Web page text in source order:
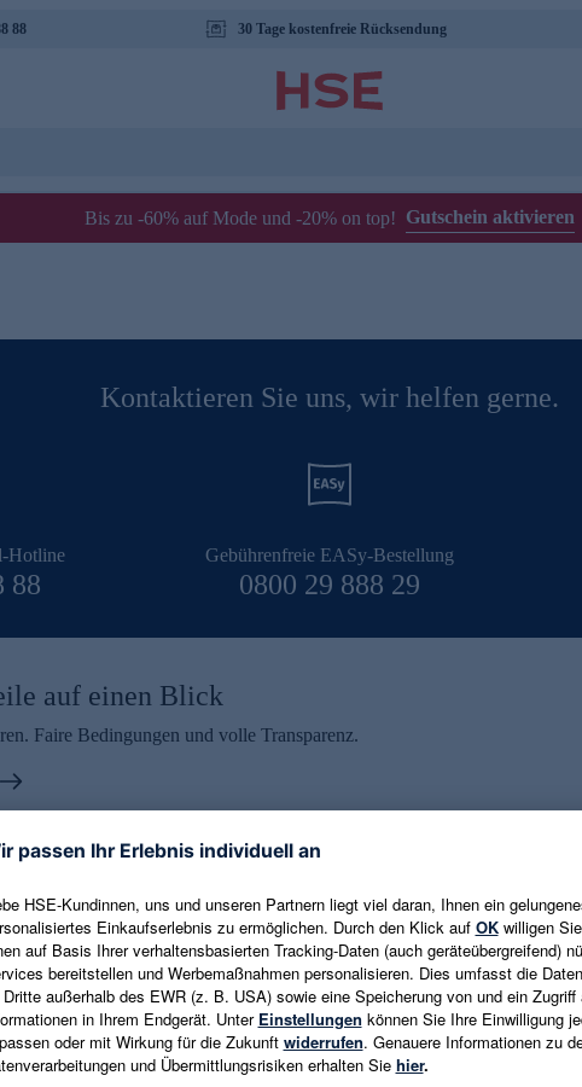
88 30 Tage kostenfreie Rücksendung
Bis zu -60% auf Mode und -20% on top! Gutschein aktivieren
Kontaktieren Sie uns, wir helfen gerne.
Hotline
88
Gebührenfreie EASy-Bestellung
0800 29 888 29
auf einen Blick
Faire Bedingungen und volle Transparenz.
erhalten
abonnieren und aktuelle Trends,
erhalten. Als Dankeschön
Eine Abmeldung ist jederzeit in
E-Mail-Adresse eingeben
Es gelten die Datenschutzrichtlinien